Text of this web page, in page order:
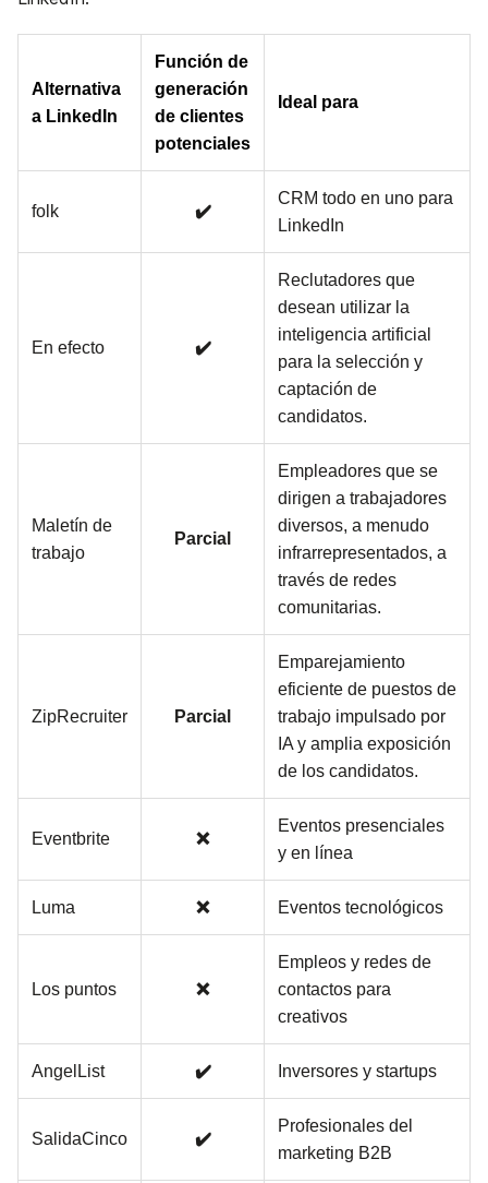
Alternativa
a LinkedIn
Función de
generación
de clientes
potenciales
Ideal para
folk ✔️
CRM todo en uno para
LinkedIn
En efecto ✔️
Reclutadores que
desean utilizar la
inteligencia artificial
para la selección y
captación de
candidatos.
Maletín de
trabajo
Parcial
Empleadores que se
dirigen a trabajadores
diversos, a menudo
infrarrepresentados, a
través de redes
comunitarias.
ZipRecruiter Parcial
Emparejamiento
eficiente de puestos de
trabajo impulsado por
IA y amplia exposición
de los candidatos.
Eventbrite ❌
Eventos presenciales
y en línea
Luma ❌ Eventos tecnológicos
Los puntos ❌
Empleos y redes de
contactos para
creativos
AngelList ✔️ Inversores y startups
SalidaCinco ✔️
Profesionales del
marketing B2B